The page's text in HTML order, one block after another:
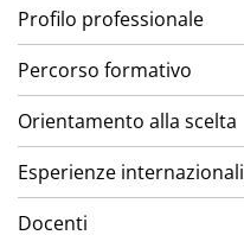
Profilo professionale
Percorso formativo
Orientamento alla scelta
Esperienze internazionali
Docenti